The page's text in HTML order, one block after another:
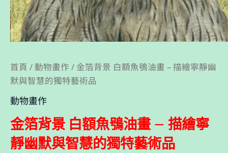
首頁 /動物畫作 / 金箔背景 白額魚鴞油畫 – 描繪寧靜幽
默與智慧的獨特藝術品
動物畫作
金箔背景 白額魚鴞油畫 – 描繪寧
靜幽默與智慧的獨特藝術品
畫
–
描
寧
靜
默
與
智
慧